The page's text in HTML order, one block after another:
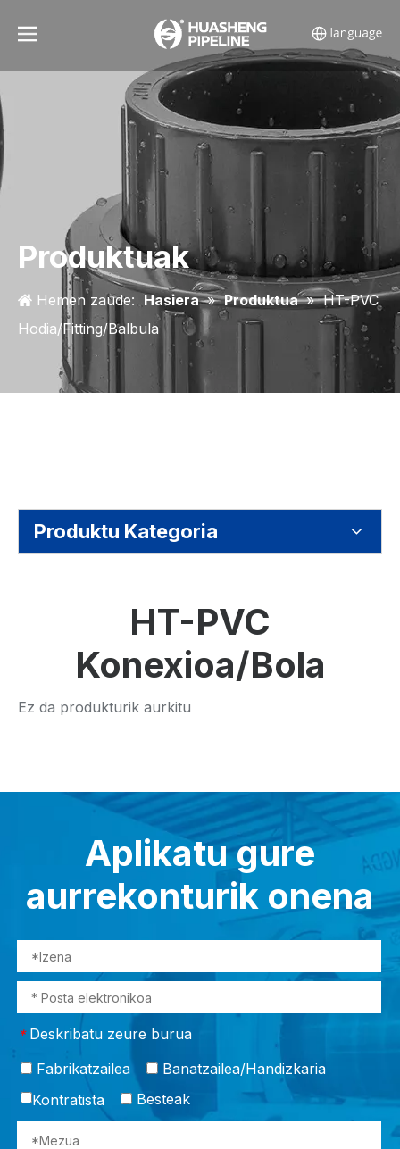
Produktuak
Hemen zaude: Hasiera » Produktua » HT-PVC
Hodia/Fitting/Balbula
Produktu Kategoria
HT-PVC
Konexioa/Bola
Ez da produkturik aurkitu
Aplikatu gure
aurrekonturik onena
* Deskribatu zeure burua
Fabrikatzailea
Banatzailea/Handizkaria
Kontratista
Besteak